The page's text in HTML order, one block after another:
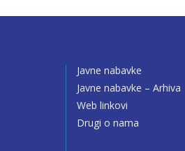
Javne nabavke
Javne nabavke – Arhiva
Web linkovi
Drugi o nama